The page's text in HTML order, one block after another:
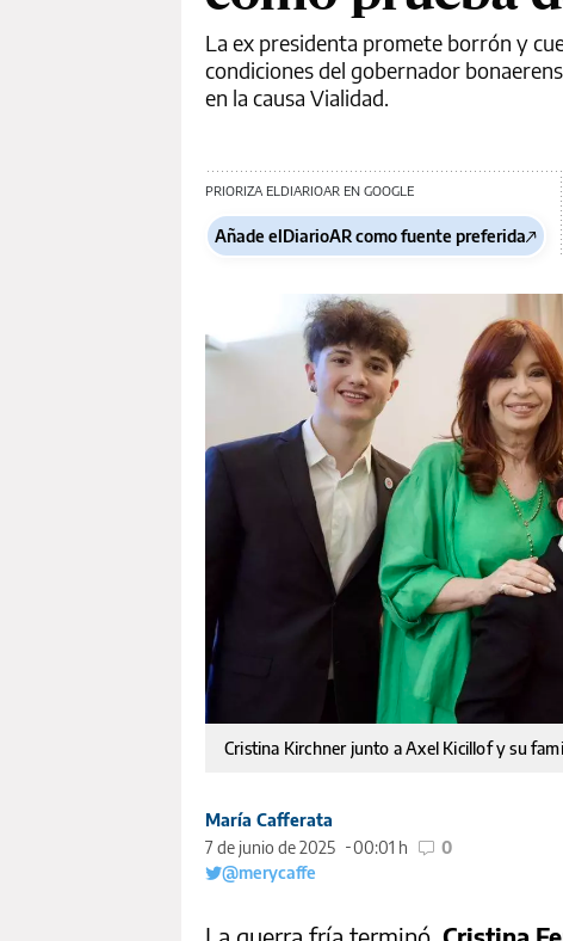
La ex presidenta promete borrón y
condiciones del gobernador
en la causa Vialidad.
PRIORIZA ELDIARIOAR EN GOOGLE
Añade elDiarioAR como fuente preferida
Cristina Kirchner junto a Axel Kicillof y su
María Cafferata
7 de junio de 2025
00:01 h
0
@merycaffe